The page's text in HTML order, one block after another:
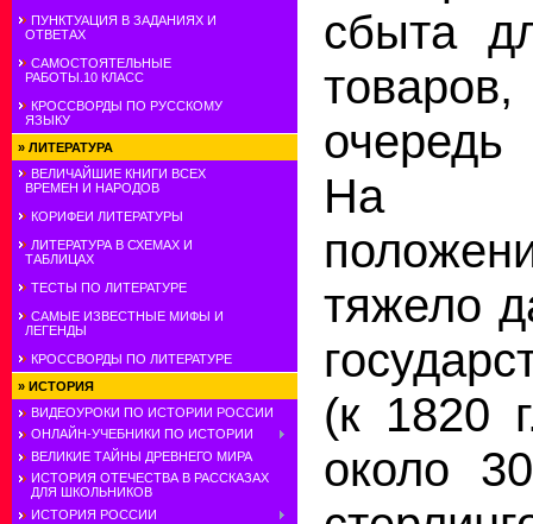
ПУНКТУАЦИЯ В ЗАДАНИЯХ И
ОТВЕТАХ
САМОСТОЯТЕЛЬНЫЕ
РАБОТЫ.10 КЛАСС
КРОССВОРДЫ ПО РУССКОМУ
ЯЗЫКУ
» ЛИТЕРАТУРА
ВЕЛИЧАЙШИЕ КНИГИ ВСЕХ
ВРЕМЕН И НАРОДОВ
КОРИФЕИ ЛИТЕРАТУРЫ
ЛИТЕРАТУРА В СХЕМАХ И
ТАБЛИЦАХ
ТЕСТЫ ПО ЛИТЕРАТУРЕ
САМЫЕ ИЗВЕСТНЫЕ МИФЫ И
ЛЕГЕНДЫ
КРОССВОРДЫ ПО ЛИТЕРАТУРЕ
» ИСТОРИЯ
ВИДЕОУРОКИ ПО ИСТОРИИ РОССИИ
ОНЛАЙН-УЧЕБНИКИ ПО ИСТОРИИ
ВЕЛИКИЕ ТАЙНЫ ДРЕВНЕГО МИРА
ИСТОРИЯ ОТЕЧЕСТВА В РАССКАЗАХ
ДЛЯ ШКОЛЬНИКОВ
ИСТОРИЯ РОССИИ
сбыта
очередь
На
тяжело
(к 1820
около